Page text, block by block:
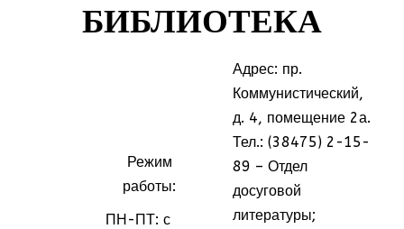
БИБЛИОТЕКА
Режим
работы:
ПН-ПТ: с
Адрес: пр.
Коммунистический,
д. 4, помещение 2а.
Тел.: (38475) 2-15-
89 – Отдел
досуговой
литературы;